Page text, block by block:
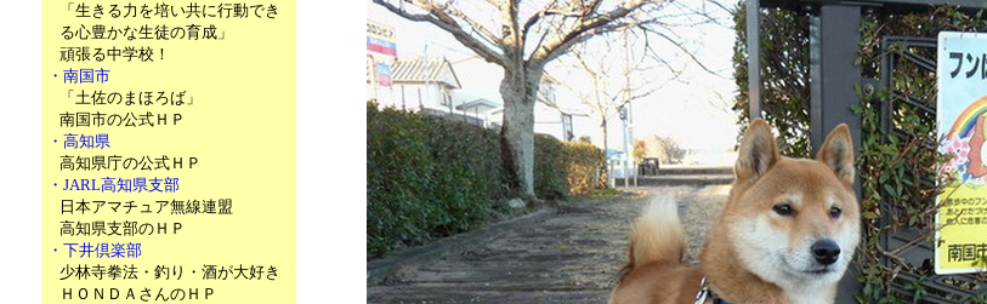
「生きる力を培い共に行動でき
る心豊かな生徒の育成」
頑張る中学校！
・南国市
「土佐のまほろば」
南国市の公式ＨＰ
・高知県
高知県庁の公式ＨＰ
・JARL高知県支部
日本アマチュア無線連盟
高知県支部のＨＰ
・下井倶楽部
少林寺拳法・釣り・酒が大好き
ＨＯＮＤＡさんのＨＰ